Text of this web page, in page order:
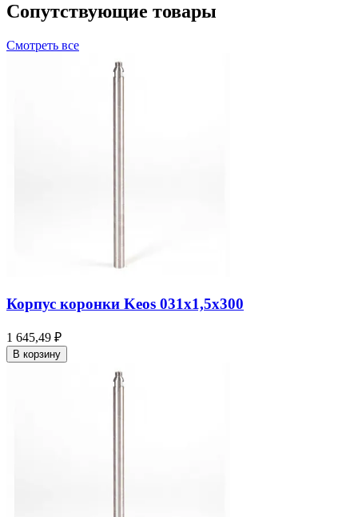
Сопутствующие товары
Смотреть все
Корпус коронки Keos 031x1,5x300
1 645,49 ₽
В корзину